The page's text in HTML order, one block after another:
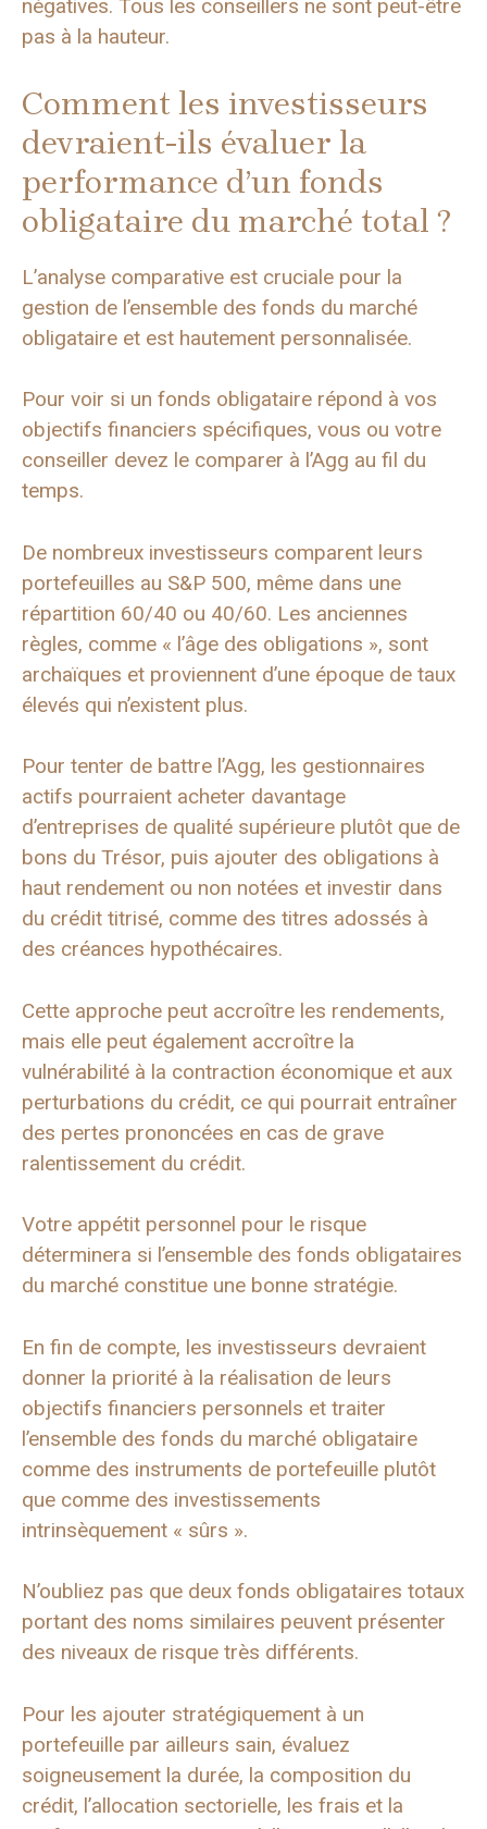
négatives. Tous les conseillers ne sont peut-être
pas à la hauteur.
Comment les investisseurs
devraient-ils évaluer la
performance d’un fonds
obligataire du marché total ?
L’analyse comparative est cruciale pour la
gestion de l’ensemble des fonds du marché
obligataire et est hautement personnalisée.
Pour voir si un fonds obligataire répond à vos
objectifs financiers spécifiques, vous ou votre
conseiller devez le comparer à l’Agg au fil du
temps.
De nombreux investisseurs comparent leurs
portefeuilles au S&P 500, même dans une
répartition 60/40 ou 40/60. Les anciennes
règles, comme « l’âge des obligations », sont
archaïques et proviennent d’une époque de taux
élevés qui n’existent plus.
Pour tenter de battre l’Agg, les gestionnaires
actifs pourraient acheter davantage
d’entreprises de qualité supérieure plutôt que de
bons du Trésor, puis ajouter des obligations à
haut rendement ou non notées et investir dans
du crédit titrisé, comme des titres adossés à
des créances hypothécaires.
Cette approche peut accroître les rendements,
mais elle peut également accroître la
vulnérabilité à la contraction économique et aux
perturbations du crédit, ce qui pourrait entraîner
des pertes prononcées en cas de grave
ralentissement du crédit.
Votre appétit personnel pour le risque
déterminera si l’ensemble des fonds obligataires
du marché constitue une bonne stratégie.
En fin de compte, les investisseurs devraient
donner la priorité à la réalisation de leurs
objectifs financiers personnels et traiter
l’ensemble des fonds du marché obligataire
comme des instruments de portefeuille plutôt
que comme des investissements
intrinsèquement « sûrs ».
N’oubliez pas que deux fonds obligataires totaux
portant des noms similaires peuvent présenter
des niveaux de risque très différents.
Pour les ajouter stratégiquement à un
portefeuille par ailleurs sain, évaluez
soigneusement la durée, la composition du
crédit, l’allocation sectorielle, les frais et la